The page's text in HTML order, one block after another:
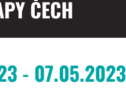
ČECH
- 07.05.2023